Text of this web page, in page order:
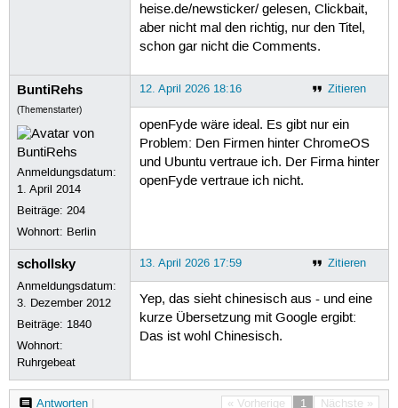
heise.de/newsticker/ gelesen, Clickbait,
aber nicht mal den richtig, nur den Titel,
schon gar nicht die Comments.
BuntiRehs
(Themenstarter)
Anmeldungsdatum:
1. April 2014
Beiträge:204
Wohnort: Berlin
Zitieren
12. April 2026 18:16
openFyde wäre ideal. Es gibt nur ein
Problem: Den Firmen hinter ChromeOS
und Ubuntu vertraue ich. Der Firma hinter
openFyde vertraue ich nicht.
schollsky
Anmeldungsdatum:
3. Dezember 2012
Beiträge: 1840
Wohnort:
Ruhrgebeat
Zitieren
13. April 2026 17:59
Yep, das sieht chinesisch aus - und eine
kurze Übersetzung mit Google ergibt:
Das ist wohl Chinesisch.
« Vorherige 1 Nächste »
Antworten|